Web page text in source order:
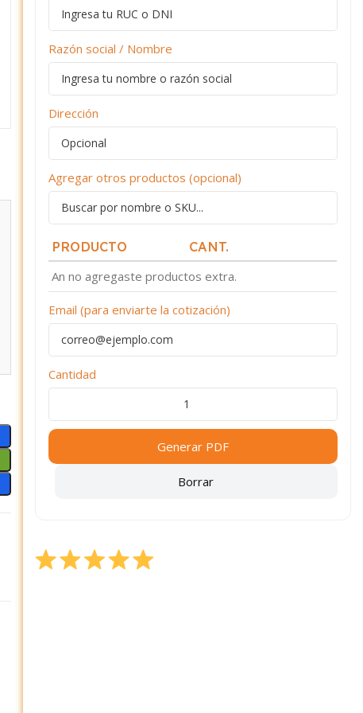
Razón social / Nombre
Dirección
Agregar otros productos (opcional)
PRODUCTO CANT.
An no agregaste productos extra.
Email (para enviarte la cotización)
Cantidad
Generar PDF
Borrar